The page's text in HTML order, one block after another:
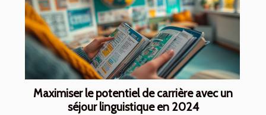
Maximiser le potentiel de carrière avec un
séjour linguistique en 2024